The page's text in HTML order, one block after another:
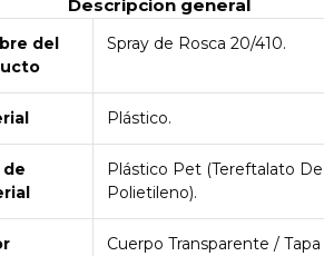
Descripcion general
del
Spray de Rosca 20/410.
Plástico.
Plástico Pet (Tereftalato De
Polietileno).
Cuerpo Transparente / Tapa